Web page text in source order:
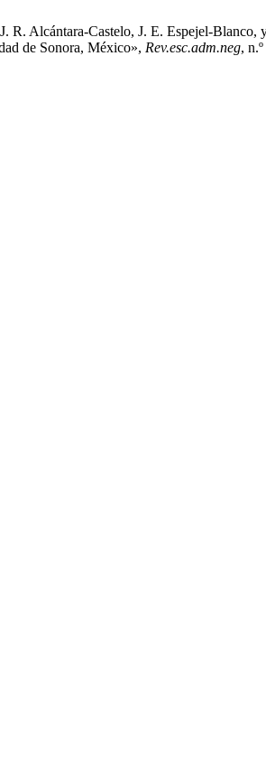
R. Alcántara-Castelo, J. E. Espejel-
de Sonora, México», Rev.esc.adm.neg,